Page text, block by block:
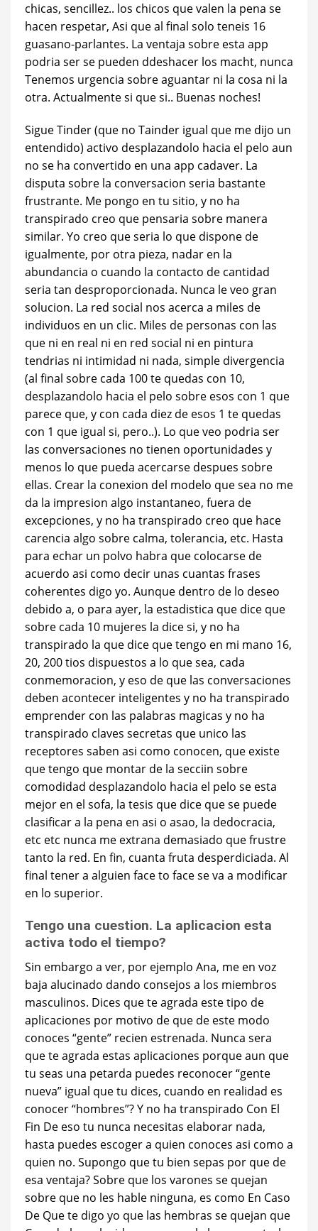
chicas, sencillez.. los chicos que valen la pena se
hacen respetar, Asi que al final solo teneis 16
guasano-parlantes. La ventaja sobre esta app
podri­a ser se pueden ddeshacer los macht, nunca
Tenemos urgencia sobre aguantar ni la cosa ni la
otra. Actualmente si que si.. Buenas noches!
Sigue Tinder (que no Tainder igual que me dijo un
entendido) activo desplazandolo hacia el pelo aun
no se ha convertido en una app cadaver. La
disputa sobre la conversacion seri­a bastante
frustrante. Me pongo en tu sitio, y no ha
transpirado creo que pensaria sobre manera
similar. Yo creo que seri­a lo que dispone de
igualmente, por otra pieza, nadar en la
abundancia o cuando la contacto de cantidad
seri­a tan desproporcionada. Nunca le veo gran
solucion. La red social nos acerca a miles de
individuos en un clic. Miles de personas con las
que ni en real ni en red social ni en pintura
tendrias ni intimidad ni nada, simple divergencia
(al final sobre cada 100 te quedas con 10,
desplazandolo hacia el pelo sobre esos con 1 que
parece que, y con cada diez de esos 1 te quedas
con 1 que igual si, pero..). Lo que veo podri­a ser
las conversaciones no tienen oportunidades y
menos lo que pueda acercarse despues sobre
ellas. Crear la conexion del modelo que sea no me
da la impresion algo instantaneo, fuera de
excepciones, y no ha transpirado creo que hace
carencia algo sobre calma, tolerancia, etc. Hasta
para echar un polvo habra que colocarse de
acuerdo asi­ como decir unas cuantas frases
coherentes digo yo. Aunque dentro de lo deseo
debido a, o para ayer, la estadistica que dice que
sobre cada 10 mujeres la dice si, y no ha
transpirado la que dice que tengo en mi mano 16,
20, 200 tios dispuestos a lo que sea, cada
conmemoracion, y eso de que las conversaciones
deben acontecer inteligentes y no ha transpirado
emprender con las palabras magicas y no ha
transpirado claves secretas que unico las
receptores saben asi­ como conocen, que existe
que tengo que montar de la secciin sobre
comodidad desplazandolo hacia el pelo se esta
mejor en el sofa, la tesis que dice que se puede
clasificar a la pena en asi o asao, la dedocracia,
etc etc nunca me extrana demasiado que frustre
tanto la red. En fin, cuanta fruta desperdiciada. Al
final tener a alguien face to face se va a modificar
en lo superior.
Tengo una cuestion. La aplicacion esta
activa todo el tiempo?
Sin embargo a ver, por ejemplo Ana, me en voz
baja alucinado dando consejos a los miembros
masculinos. Dices que te agrada este tipo de
aplicaciones por motivo de que de este modo
conoces “gente” recien estrenada. Nunca sera
que te agrada estas aplicaciones porque aun que
tu seas una petarda puedes reconocer “gente
nueva” igual que tu dices, cuando en realidad es
conocer “hombres”? Y no ha transpirado Con El
Fin De eso tu nunca necesitas elaborar nada,
hasta puedes escoger a quien conoces asi­ como a
quien no. Supongo que tu bien sepas por que de
esa ventaja? Sobre que los varones se quejan
sobre que no les hable ninguna, es como En Caso
De Que te digo yo que las hembras se quejan que